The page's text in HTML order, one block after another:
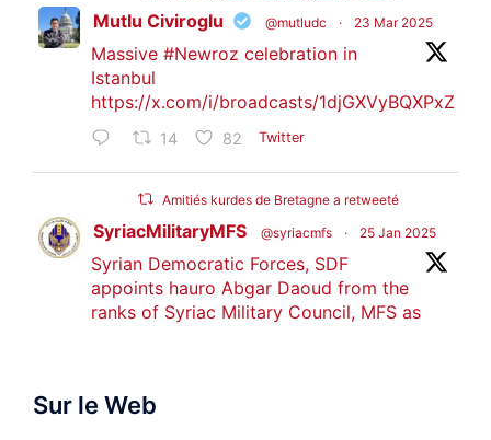
Mutlu Civiroglu @mutludc · 23 Mar 2025
Massive #Newroz celebration in
Istanbul
https://x.com/i/broadcasts/1djGXVyBQXPxZ
14 82 Twitter
Amitiés kurdes de Bretagne a retweeté
SyriacMilitaryMFS @syriacmfs · 25 Jan 2025
Syrian Democratic Forces, SDF
appoints hauro Abgar Daoud from the
ranks of Syriac Military Council, MFS as
ܟܫܝܪܘܬܐ ܒܘܠܝܬܐ ܚܘܪܐ ܐܒܓܪ
Sur le Web